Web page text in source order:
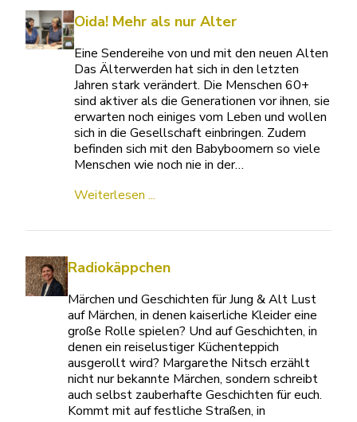
Oida! Mehr als nur Alter
Eine Sendereihe von und mit den neuen Alten
Das Älterwerden hat sich in den letzten
Jahren stark verändert. Die Menschen 60+
sind aktiver als die Generationen vor ihnen, sie
erwarten noch einiges vom Leben und wollen
sich in die Gesellschaft einbringen. Zudem
befinden sich mit den Babyboomern so viele
Menschen wie noch nie in der…
Weiterlesen ...
Radiokäppchen
Märchen und Geschichten für Jung & Alt Lust
auf Märchen, in denen kaiserliche Kleider eine
große Rolle spielen? Und auf Geschichten, in
denen ein reiselustiger Küchenteppich
ausgerollt wird? Margarethe Nitsch erzählt
nicht nur bekannte Märchen, sondern schreibt
auch selbst zauberhafte Geschichten für euch.
Kommt mit auf festliche Straßen, in